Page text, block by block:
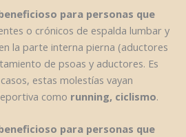
para personas que
o crónicos de espalda lumbar y
la parte interna pierna (aductores
de psoas y aductores. Es
estas molestías vayan
como running, ciclismo.
para personas que